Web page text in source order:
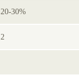
20-30%
2